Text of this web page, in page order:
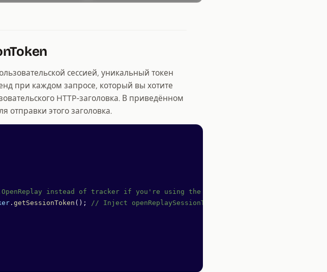
сессией, уникальный токен
при каждом запросе, который вы хотите
HTTP-заголовка. В приведённом
отправки этого заголовка.
instead of tracker if you're using the snippet
. getSessionToken ();
// Inject openReplaySessionToken